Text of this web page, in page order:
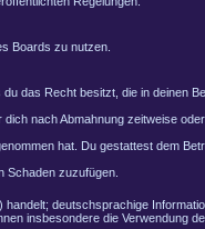
Boards zu nutzen.
das Recht besitzt, die in deinen
nach Abmahnung zeitweise
hat. Du gestattest dem
Schaden zuzufügen.
deutschsprachige
insbesondere die Verwendung